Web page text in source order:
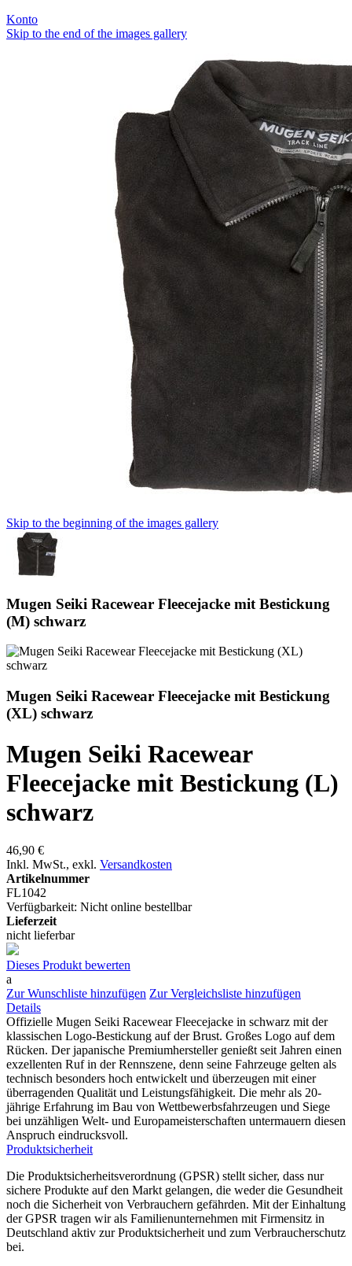
Konto
Skip to the end of the images gallery
Skip to the beginning of the images gallery
Mugen Seiki Racewear Fleecejacke mit Bestickung
(M) schwarz
Mugen Seiki Racewear Fleecejacke mit Bestickung
(XL) schwarz
Mugen Seiki Racewear
Fleecejacke mit Bestickung (L)
schwarz
46,90 €
Inkl. MwSt., exkl. Versandkosten
Artikelnummer
FL1042
Verfügbarkeit: Nicht online bestellbar
Lieferzeit
nicht lieferbar
Dieses Produkt bewerten
a
Zur Wunschliste hinzufügen Zur Vergleichsliste hinzufügen
Details
Offizielle Mugen Seiki Racewear Fleecejacke in schwarz mit der
klassischen Logo-Bestickung auf der Brust. Großes Logo auf dem
Rücken. Der japanische Premiumhersteller genießt seit Jahren einen
exzellenten Ruf in der Rennszene, denn seine Fahrzeuge gelten als
technisch besonders hoch entwickelt und überzeugen mit einer
überragenden Qualität und Leistungsfähigkeit. Die mehr als 20-
jährige Erfahrung im Bau von Wettbewerbsfahrzeugen und Siege
bei unzähligen Welt- und Europameisterschaften untermauern diesen
Anspruch eindrucksvoll.
Produktsicherheit
Die Produktsicherheitsverordnung (GPSR) stellt sicher, dass nur
sichere Produkte auf den Markt gelangen, die weder die Gesundheit
noch die Sicherheit von Verbrauchern gefährden. Mit der Einhaltung
der GPSR tragen wir als Familienunternehmen mit Firmensitz in
Deutschland aktiv zur Produktsicherheit und zum Verbraucherschutz
bei.